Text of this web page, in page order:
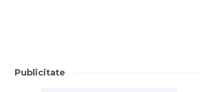
Publicitate